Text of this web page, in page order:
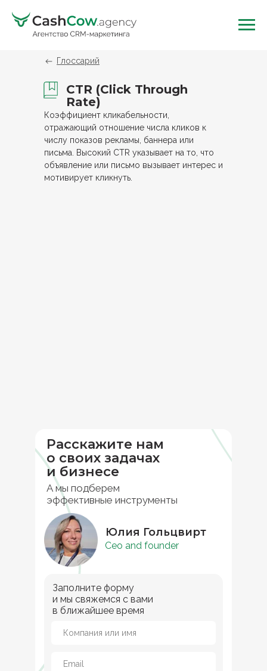
CTR (Click Through
Rate)
Коэффициент кликабельности,
отражающий отношение числа кликов к
числу показов рекламы, баннера или
письма. Высокий CTR указывает на то, что
объявление или письмо вызывает интерес и
мотивирует кликнуть.
Глоссарий
Заполните форму
и мы свяжемся с вами
в ближайшее время
А мы подберем
эффективные инструменты
Расскажите нам
о своих задачах
и бизнесе
Юлия Гольцвирт
Ceo and founder